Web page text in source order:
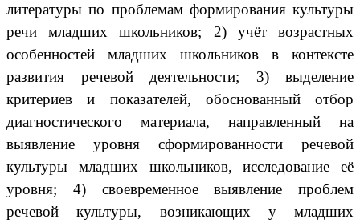
литературы по проблемам формирования культуры
речи младших школьников; 2) учёт возрастных
особенностей младших школьников в контексте
развития речевой деятельности; 3) выделение
критериев и показателей, обоснованный отбор
диагностического материала, направленный на
выявление уровня сформированности речевой
культуры младших школьников, исследование её
уровня; 4) своевременное выявление проблем
речевой культуры, возникающих у младших